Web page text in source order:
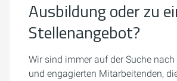
Ausbildung oder zu
Stellenangebot?
Wir sind immer auf der Suche
und engagierten Mitarbeitenden,